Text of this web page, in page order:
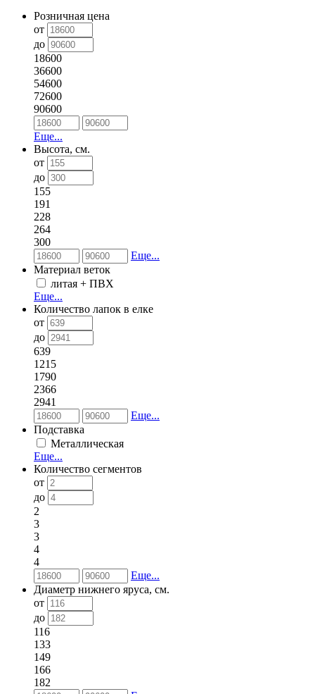
Розничная цена
от
до
18600
36600
54600
72600
90600
Еще...
Высота, см.
от
до
155
191
228
264
300
Еще...
Материал веток
литая + ПВХ
Еще...
Количество лапок в елке
от
до
639
1215
1790
2366
2941
Еще...
Подставка
Металлическая
Еще...
Количество сегментов
от
до
2
3
3
4
4
Еще...
Диаметр нижнего яруса, см.
от
до
116
133
149
166
182